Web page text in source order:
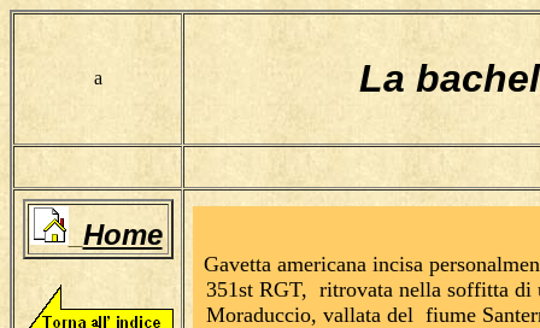
a La
Home
Gavetta americana incisa
351st RGT, ritrovata nella soffitta di
Moraduccio, vallata del fiume